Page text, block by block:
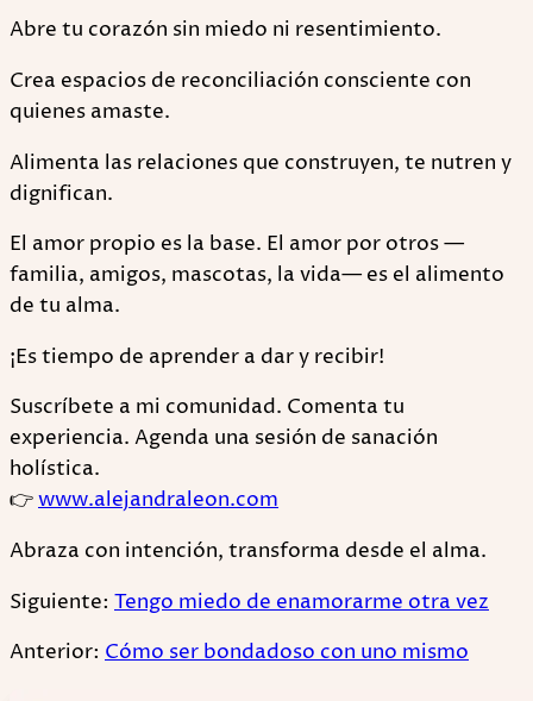
Abre tu corazón sin miedo ni resentimiento.
Crea espacios de reconciliación consciente con
quienes amaste.
Alimenta las relaciones que construyen, te nutren y
dignifican.
El amor propio es la base. El amor por otros —
familia, amigos, mascotas, la vida— es el alimento
de tu alma.
¡Es tiempo de aprender a dar y recibir!
Suscríbete a mi comunidad. Comenta tu
experiencia. Agenda una sesión de sanación
holística.
👉www.alejandraleon.com
Abraza con intención, transforma desde el alma.
Siguiente: Tengo miedo de enamorarme otra vez
Anterior: Cómo ser bondadoso con uno mismo